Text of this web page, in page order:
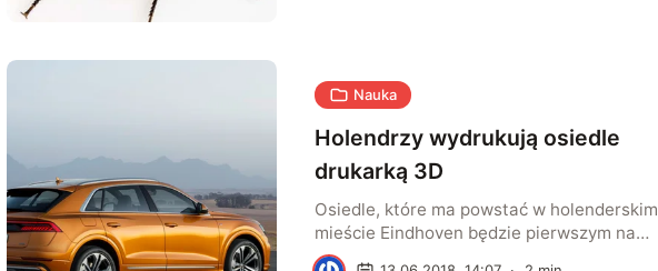
Network.
Nauka
Holendrzy wydrukują osiedle
drukarką 3D
Osiedle, które ma powstać w holenderskim
mieście Eindhoven będzie pierwszym na
świecie, w którym wszystkie budynki